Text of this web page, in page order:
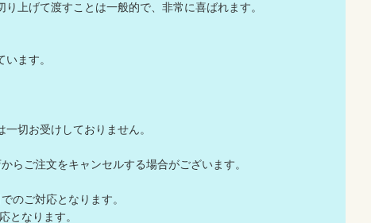
上げて渡すことは一般的で、非常に喜ばれます。
ます。
切お受けしておりません。
らご注文をキャンセルする場合がございます。
のご対応となります。
応となります。